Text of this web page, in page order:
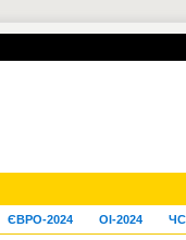
ЄВРО-2024 OI-2024